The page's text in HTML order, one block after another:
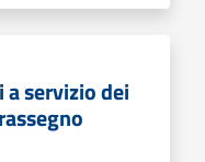
servizio dei